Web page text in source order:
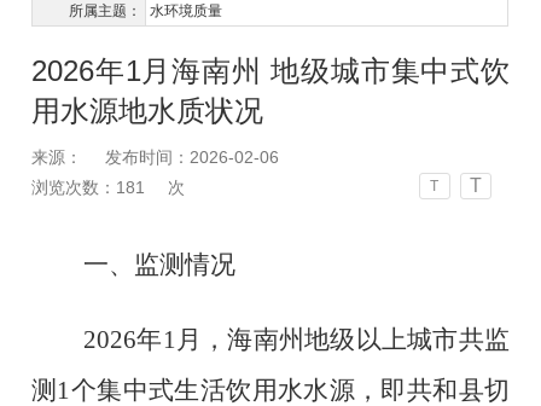
所属主题：
水环境质量
2026年1月海南州 地级城市集中式饮
用水源地水质状况
来源：
发布时间：2026-02-06
浏览次数： 181 次 T T
一、监测情况
2026年1 月，海南州地级以上城市共监
测 1个集中式生活饮用水水源，即共和县切